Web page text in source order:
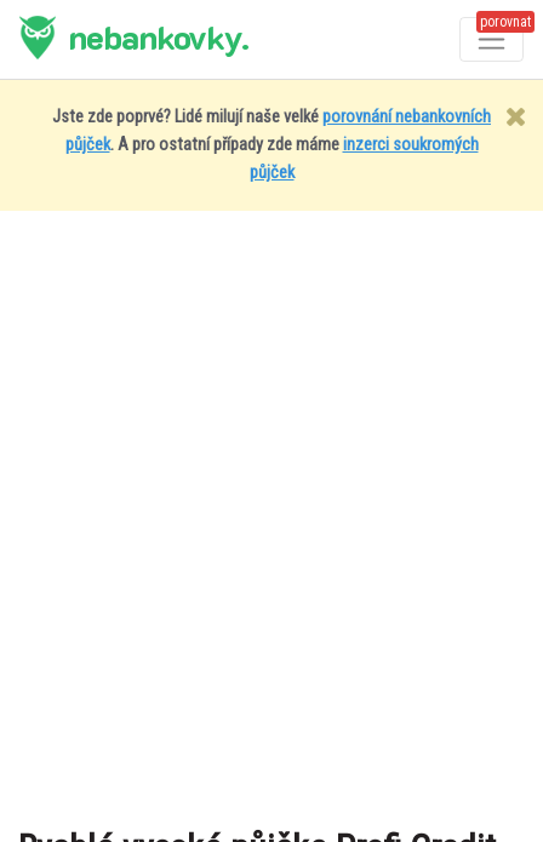
nebankovky. porovnat
Jste zde poprvé? Lidé milují naše velképorovnání nebankovních
půjček. A pro ostatní případy zde mámeinzerci soukromých
půjček